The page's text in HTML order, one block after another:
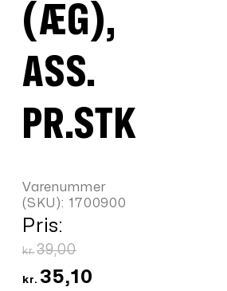
(ÆG),
ASS.
PR.STK
Varenummer
(SKU): 1700900
Pris:
kr. 39,00Den
oprindelige
kr. 35,10